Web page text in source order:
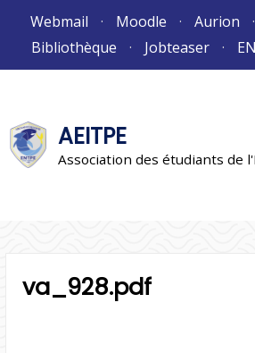
Webmail Moodle Aurion
Bibliothèque
Jobteaser
AEITPE
Association des étudiants de
va_928.pdf